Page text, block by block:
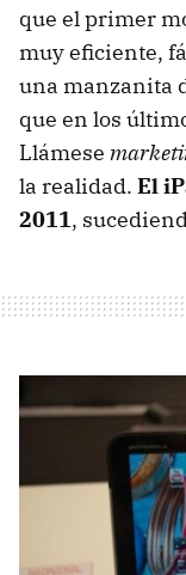
que el primer
muy eficiente,
una manzanita
que en los
Llámese
la realidad. El
2011,